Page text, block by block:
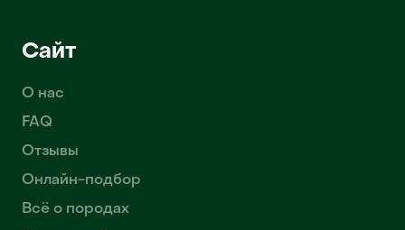
Сайт
О нас
FAQ
Отзывы
Онлайн-подбор
Всё о породах